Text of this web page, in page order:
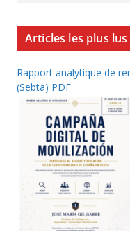
Articles les plus lus
Rapport analytique de
(Sebta) PDF